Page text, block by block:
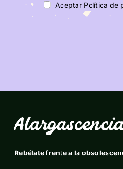
Aceptar Política de
Rebélate frente a la